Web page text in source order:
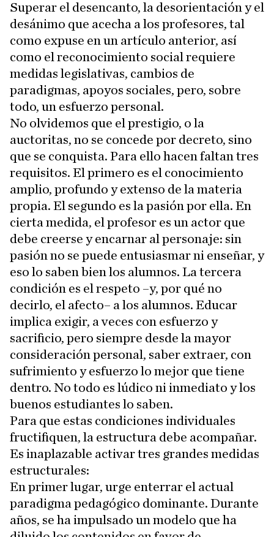
Superar el desencanto, la desorientación y el
desánimo que acecha a los profesores, tal
como expuse en un artículo anterior, así
como el reconocimiento social requiere
medidas legislativas, cambios de
paradigmas, apoyos sociales, pero, sobre
todo, un esfuerzo personal.
No olvidemos que el prestigio, o la
auctoritas, no se concede por decreto, sino
que se conquista. Para ello hacen faltan tres
requisitos. El primero es el conocimiento
amplio, profundo y extenso de la materia
propia. El segundo es la pasión por ella. En
cierta medida, el profesor es un actor que
debe creerse y encarnar al personaje: sin
pasión no se puede entusiasmar ni enseñar, y
eso lo saben bien los alumnos. La tercera
condición es el respeto –y, por qué no
decirlo, el afecto– a los alumnos. Educar
implica exigir, a veces con esfuerzo y
sacrificio, pero siempre desde la mayor
consideración personal, saber extraer, con
sufrimiento y esfuerzo lo mejor que tiene
dentro. No todo es lúdico ni inmediato y los
buenos estudiantes lo saben.
Para que estas condiciones individuales
fructifiquen, la estructura debe acompañar.
Es inaplazable activar tres grandes medidas
estructurales:
En primer lugar, urge enterrar el actual
paradigma pedagógico dominante. Durante
años, se ha impulsado un modelo que ha